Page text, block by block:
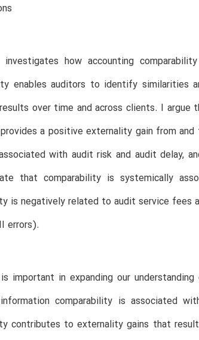
how accounting
enables auditors to identify similarities
over time and across clients. I
a positive externality gain from
with audit risk and audit delay,
that comparability is systemically
is negatively related to audit service fees
errors).
important in expanding our
comparability is associated
contributes to externality gains that